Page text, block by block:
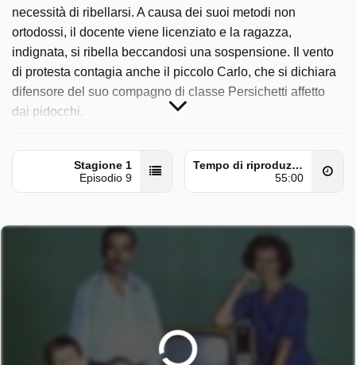
necessità di ribellarsi. A causa dei suoi metodi non
ortodossi, il docente viene licenziato e la ragazza,
indignata, si ribella beccandosi una sospensione. Il vento
di protesta contagia anche il piccolo Carlo, che si dichiara
difensore del suo compagno di classe Persichetti affetto
dai pidocchi.
maggio 2026 alle ore 06:30.
Stagione 1
Episodio 9
Tempo di riproduzione
55:00